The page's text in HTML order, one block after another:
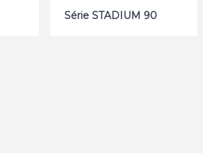
Série STADIUM 90